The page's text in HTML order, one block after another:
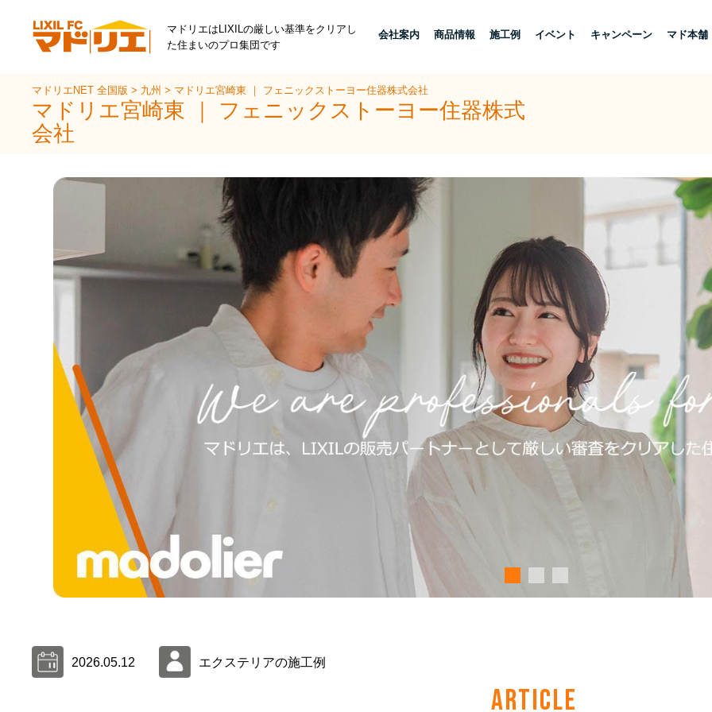
マドリエはLIXILの厳しい基準をクリアし
た住まいのプロ集団です
会社案内 商品情報 施工例 イベント キャンペーン マド本舗
マドリエNET 全国版> 九州> マドリエ宮崎東 ｜ フェニックストーヨー住器株式会社
マドリエ宮崎東 ｜ フェニックストーヨー住器株式
会社
2026.05.12 エクステリアの施工例
ARTICLE